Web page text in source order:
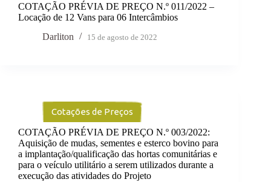
COTAÇÃO PRÉVIA DE PREÇO N.º 011/2022 –
Locação de 12 Vans para 06 Intercâmbios
Darliton
15 de agosto de 2022
Cotações de Preços
COTAÇÃO PRÉVIA DE PREÇO N.º 003/2022:
Aquisição de mudas, sementes e esterco bovino para
a implantação/qualificação das hortas comunitárias e
para o veículo utilitário a serem utilizados durante a
execução das atividades do Projeto